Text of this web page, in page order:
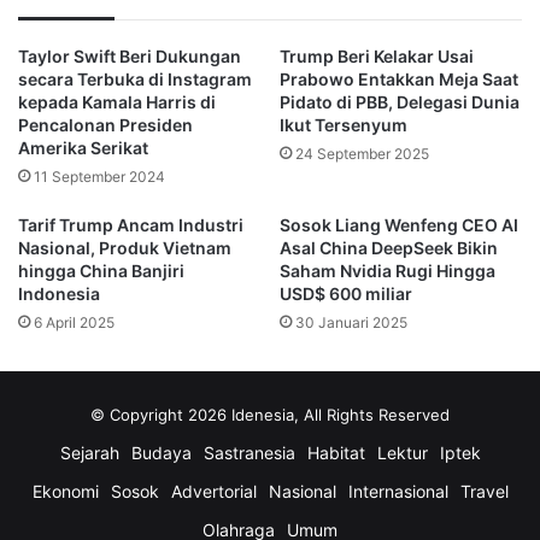
“Kesepakatan ini harus melalui suatu proses dan kita lihat
saja apa yang terjadi,” katanya.
Pernyataan tersebut menunjukkan bahwa persetujuan
merger tidak akan diberikan tanpa evaluasi ketat.
Pujian Trump untuk Netflix dan Ted
Sarandos
Meski mengungkapkan kekhawatiran, Trump tetap
memberikan penghargaan terhadap kekuatan Netflix
“Netflix adalah perusahaan hebat. Mereka fenomenal. Ted
adalah pria fantastis,” tuturnya.
Taylor Swift Beri Dukungan
secara Terbuka di Instagram
kepada Kamala Harris di
Pencalonan Presiden
Amerika Serikat
11 September 2024
Trump Beri Kelakar Usai
Prabowo Entakkan Meja Saat
Pidato di PBB, Delegasi Dunia
Ikut Tersenyum
24 September 2025
Tarif Trump Ancam Industri
Nasional, Produk Vietnam
hingga China Banjiri
Indonesia
6 April 2025
Sosok Liang Wenfeng CEO AI
Asal China DeepSeek Bikin
Saham Nvidia Rugi Hingga
USD$ 600 miliar
30 Januari 2025
© Copyright 2026 Idenesia, All Rights Reserved
Sejarah Budaya Sastranesia Habitat Lektur
Iptek
Ekonomi
Sosok Advertorial Nasional Internasional
Travel
Olahraga
Umum